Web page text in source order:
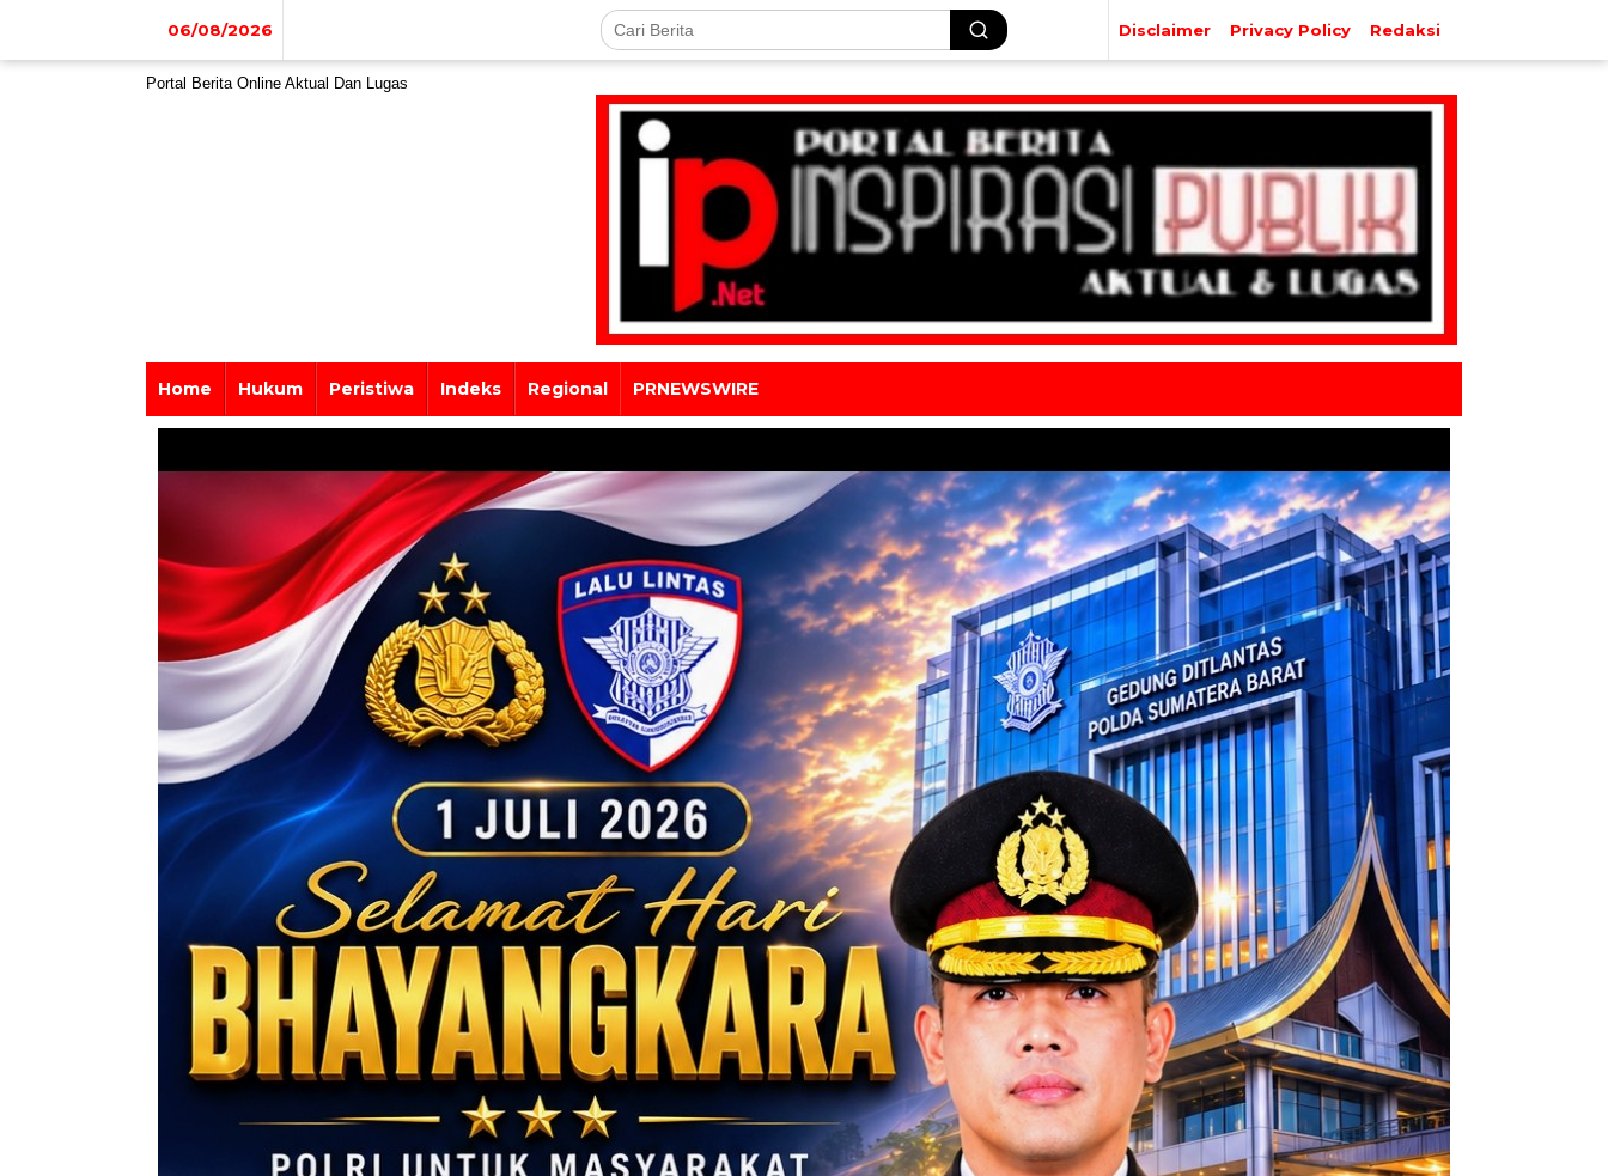
06/08/2026 Disclaimer Privacy Policy Redaksi
Portal Berita Online Aktual Dan Lugas
Home Hukum Peristiwa Indeks Regional PRNEWSWIRE